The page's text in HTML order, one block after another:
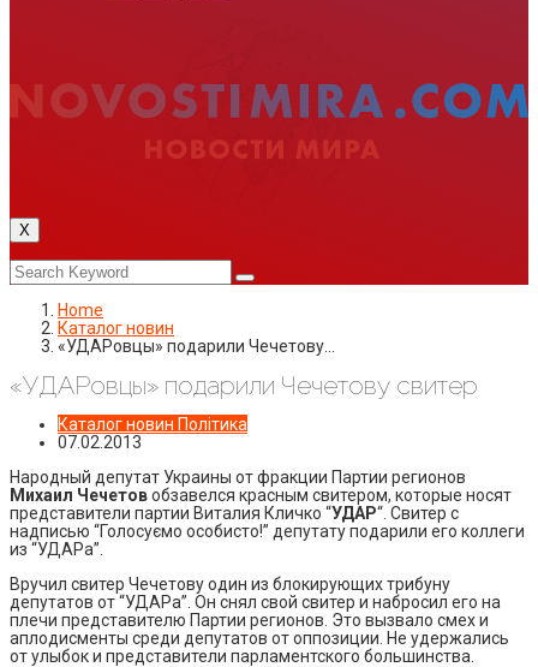
X
Home
Каталог новин
«УДАРовцы» подарили Чечетову…
«УДАРовцы» подарили Чечетову свитер
Каталог новин Політика
07.02.2013
Народный депутат Украины от фракции Партии регионов
Михаил Чечетовобзавелся красным свитером, которые носят
представители партии Виталия Кличко “УДАР“. Свитер с
надписью “Голосуємо особисто!” депутату подарили его коллеги
из “УДАРа”.
Вручил свитер Чечетову один из блокирующих трибуну
депутатов от “УДАРа”. Он снял свой свитер и набросил его на
плечи представителю Партии регионов. Это вызвало смех и
аплодисменты среди депутатов от оппозиции. Не удержались
от улыбок и представители парламентского большинства.